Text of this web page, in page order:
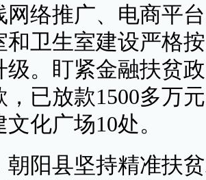
网络推广、电商平
和卫生室建设严格
级。盯紧金融扶贫
，已放款1500多万
化广场10处。
朝阳县坚持精准扶